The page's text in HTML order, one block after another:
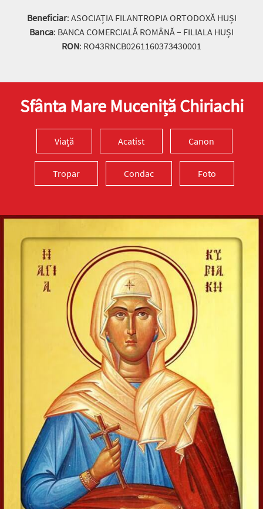
Beneficiar: ASOCIAȚIA FILANTROPIA ORTODOXĂ HUȘI
Banca: BANCA COMERCIALĂ ROMÂNĂ – FILIALA HUȘI
RON: RO43RNCB0261160373430001
Sfânta Mare Muceniță Chiriachi
Viață Acatist Canon
Tropar Condac Foto